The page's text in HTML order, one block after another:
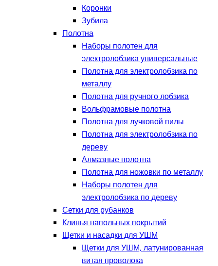
Коронки
Зубила
Полотна
Наборы полотен для
электролобзика универсальные
Полотна для электролобзика по
металлу
Полотна для ручного лобзика
Вольфрамовые полотна
Полотна для лучковой пилы
Полотна для электролобзика по
дереву
Алмазные полотна
Полотна для ножовки по металлу
Наборы полотен для
электролобзика по дереву
Сетки для рубанков
Клинья напольных покрытий
Щетки и насадки для УШМ
Щетки для УШМ, латунированная
витая проволока